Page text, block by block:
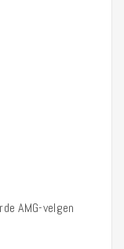
AMG-velgen